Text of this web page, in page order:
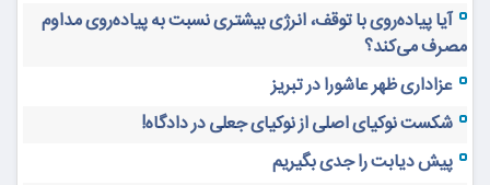
آیا پیاده‌روی با توقف، انرژی بیشتری نسبت به پیاده‌روی مداوم
مصرف می‌کند؟
عزاداری ظهر عاشورا در تبریز
شکست نوکیای اصلی از نوکیای جعلی در دادگاه!
پیش دیابت را جدی بگیریم